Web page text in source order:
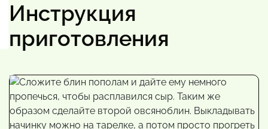
Инструкция
приготовления